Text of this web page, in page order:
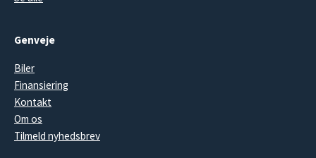
Genveje
Biler
Finansiering
Kontakt
Om os
Tilmeld nyhedsbrev